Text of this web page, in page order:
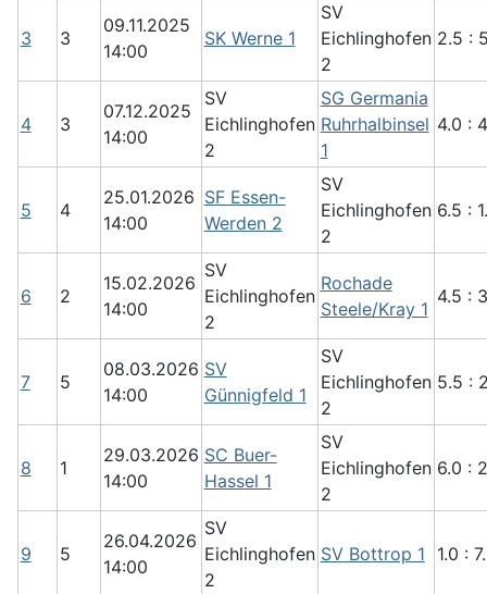
3 3
09.11.2025
14:00
SK Werne 1
SV
Eichlinghofen
2
2.5 :
4 3
07.12.2025
14:00
SV
Eichlinghofen
2
SG Germania
Ruhrhalbinsel
1
4.0 :
5 4
25.01.2026
14:00
SF Essen-
Werden 2
SV
Eichlinghofen
2
6.5 :
6 2
15.02.2026
14:00
SV
Eichlinghofen
2
Rochade
Steele/Kray 1
4.5 :
7 5
08.03.2026
14:00
SV
Günnigfeld 1
SV
Eichlinghofen
2
5.5 :
8 1
29.03.2026
14:00
SC Buer-
Hassel 1
SV
Eichlinghofen
2
6.0 :
9 5
26.04.2026
14:00
SV
Eichlinghofen
2
SV Bottrop 1 1.0 :